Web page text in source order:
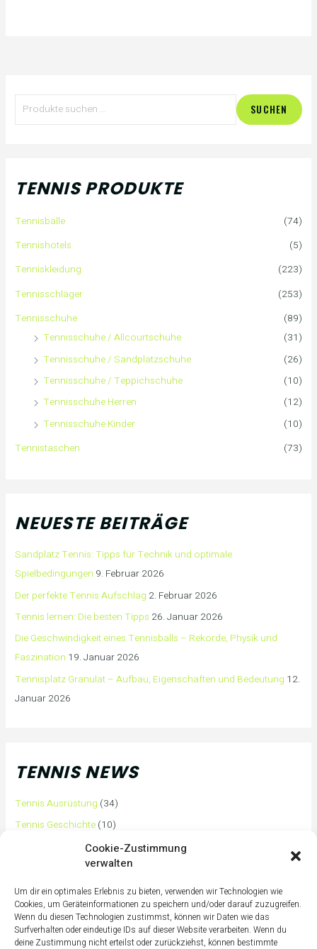
Cookie-Zustimmung
verwalten
Um dir ein optimales Erlebnis zu bieten, verwenden wir Technologien wie
Cookies, um Geräteinformationen zu speichern und/oder darauf zuzugreifen.
Wenn du diesen Technologien zustimmst, können wir Daten wie das
Surfverhalten oder eindeutige IDs auf dieser Website verarbeiten. Wenn du
deine Zustimmung nicht erteilst oder zurückziehst, können bestimmte
n
a
c
SUCHEN
TENNIS PRODUKTE
Tennisbälle
(74)
Tennishotels
(5)
Tenniskleidung
(223)
Tennisschläger
(253)
Tennisschuhe
(89)
Tennisschuhe / Allcourtschuhe
(31)
Tennisschuhe / Sandplatzschuhe
(26)
Tennisschuhe / Teppichschuhe
(10)
Tennisschuhe Herren
(12)
Tennisschuhe Kinder
(10)
Tennistaschen
(73)
NEUESTE BEITRÄGE
Sandplatz Tennis: Tipps für Technik und optimale
Spielbedingungen 9. Februar 2026
Der perfekte Tennis Aufschlag 2. Februar 2026
Tennis lernen: Die besten Tipps 26. Januar 2026
Die Geschwindigkeit eines Tennisballs – Rekorde, Physik und
Faszination 19. Januar 2026
Tennisplatz Granulat – Aufbau, Eigenschaften und Bedeutung 12.
Januar 2026
TENNIS NEWS
Tennis Ausrüstung (34)
Tennis Geschichte (10)
Tennis Tipps und Tricks(63)
(3)
Tennis Training für Anfänger(36)
Tennisass Profis(7)
Tennisbälle (4)